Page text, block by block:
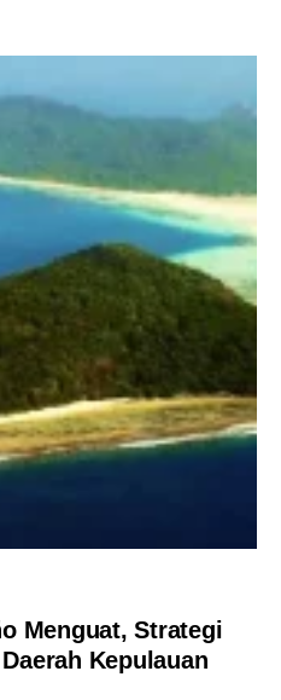
Menguat, Strategi
Kepulauan